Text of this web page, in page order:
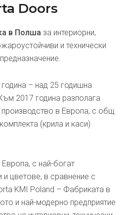
Doors
в Полша за интериорни,
и технически
– над 25 годишна
2017 година разполага
в Европа, с общ
(крила и каси)
с най-богат
и цветове, в сравнение с
KMI Poland – Фабриката в
и най-модерно предприятие